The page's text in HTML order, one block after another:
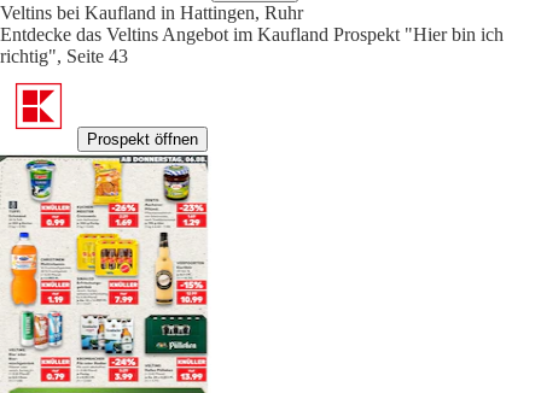
Veltins bei Kaufland in Hattingen, Ruhr
Entdecke das Veltins Angebot im Kaufland Prospekt "Hier bin ich
richtig", Seite 43
Prospekt öffnen